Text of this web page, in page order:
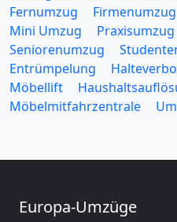
Fernumzug
Firmenumzug
Mini Umzug
Praxisumzug
Seniorenumzug
Entrümpelung
Möbellift
Möbelmitfahrzentrale
Europa-Umzüge